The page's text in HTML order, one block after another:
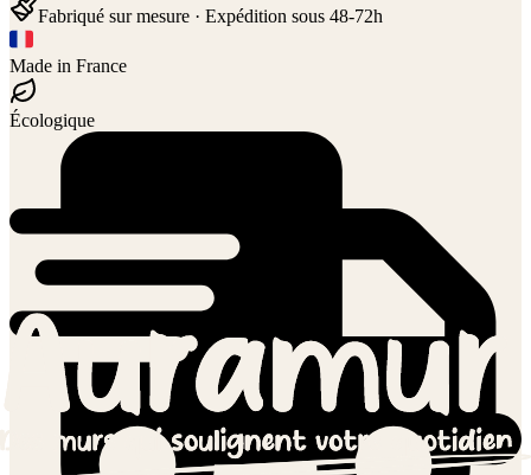
Fabriqué sur mesure · Expédition sous 48-72h
Made in France
Écologique